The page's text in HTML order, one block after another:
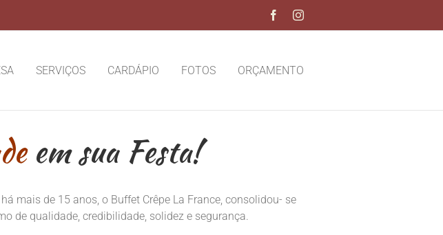
FacebookInstagram
SERVIÇOS CARDÁPIO FOTOS ORÇAMENTO
em sua Festa!
mais de 15 anos, o Buffet Crêpe La France, consolidou- se
de qualidade, credibilidade, solidez e segurança.